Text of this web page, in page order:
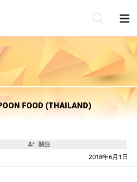
FOOD (THAILAND)
關注
2018年6月1日